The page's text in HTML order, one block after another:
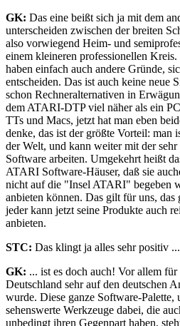
GK: Das eine beißt sich ja mit dem
unterscheiden zwischen der breiten
also vorwiegend Heim- und
einem kleineren professionellen
haben einfach auch andere Gründe,
entscheiden. Das ist auch keine neue
schon Rechneralternativen in
dem ATARI-DTP viel näher als ein
TTs und Macs, jetzt hat man eben
denke, das ist der größte Vorteil: man
der Welt, und kann weiter mit der
Software arbeiten. Umgekehrt heißt
ATARI Software-Häuser, daß sie
nicht auf die "Insel ATARI" begeben
anbieten können. Das gilt für uns,
jeder kann jetzt seine Produkte auch
anbieten.
STC: Das klingt ja alles sehr positiv ...
GK: ... ist es doch auch! Vor allem
Deutschland sehr auf den deutschen
wurde. Diese ganze Software-Palette,
sehenswerte Werkzeuge dabei, die
unbedingt ihren Gegenpart haben,